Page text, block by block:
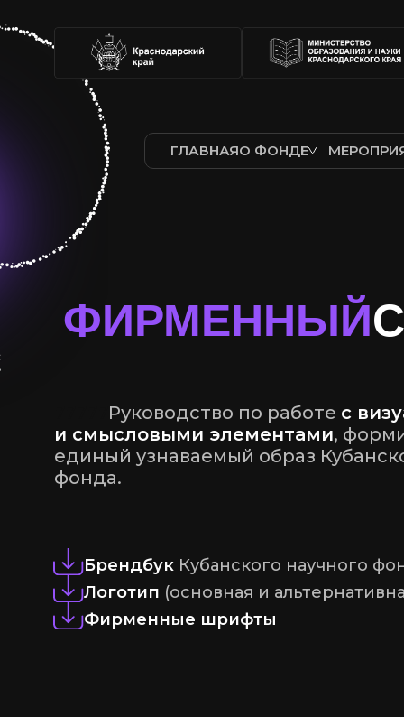
ФИРМЕННЫЙ
Руководство по работе с
и смысловыми элементами,
единый узнаваемый образ
фонда.
ГЛАВНАЯО ФОНДЕ
Брендбук Кубанского научного
Логотип (основная и
Фирменные шрифты